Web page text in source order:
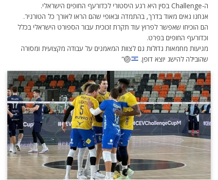
ה-Challenge בסין היא רגע היסטורי לכדורעף החופים הישראלי.
אנחנו גאים מאוד בדרך, בהתמדה ובאופי שהם הראו לאורך כל הטורניר.
הם הוכיחו שאפשר לפרוץ עוד תקרת זכוכית עבור הספורט הישראלי בכלל
וכדורעף החופים בפרט.
מגיעות מחמאות גדולות גם לצוות המאמנים על עבודה מקצועית ומסורה
שהובילה להישג יוצא דופן.
🏐
”